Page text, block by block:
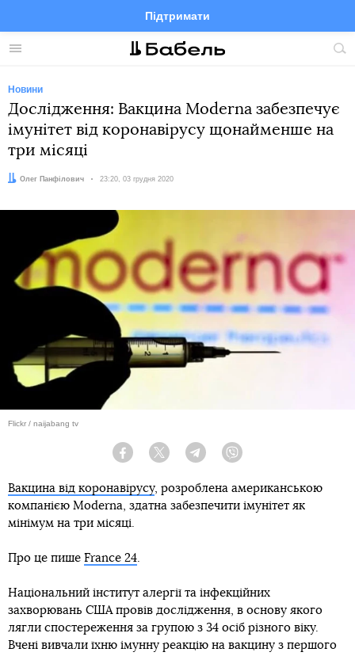
Меню
Підтримати
FacebookTelegramTwitter
Новини
Дослідження: Вакцина Moderna забезпечує
імунітет від коронавірусу щонайменше на
три місяці
Автор:
Олег Панфілович Дата:
23:20, 03 грудня 2020
Flickr / naijabang tv
Facebook Twitter Telegram
Вакцина від коронавірусу, розроблена американською
компанією Moderna, здатна забезпечити імунітет як
мінімум на три місяці.
Про це пише France 24.
Національний інститут алергії та інфекційних
захворювань США провів дослідження, в основу якого
лягли спостереження за групою з 34 осіб різного віку.
Вчені вивчали їхню імунну реакцію на вакцину з першого